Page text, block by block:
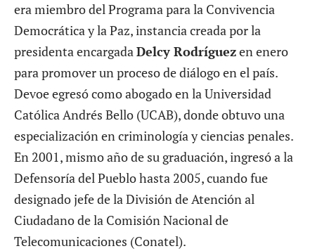
era miembro del Programa para la Convivencia
Democrática y la Paz, instancia creada por la
presidenta encargadaDelcy Rodríguezen enero
para promover un proceso de diálogo en el país.
Devoe egresó como abogado en la Universidad
Católica Andrés Bello (UCAB), donde obtuvo una
especialización en criminología y ciencias penales.
En 2001, mismo año de su graduación, ingresó a la
Defensoría del Pueblo hasta 2005, cuando fue
designado jefe de la División de Atención al
Ciudadano de la Comisión Nacional de
Telecomunicaciones (Conatel).